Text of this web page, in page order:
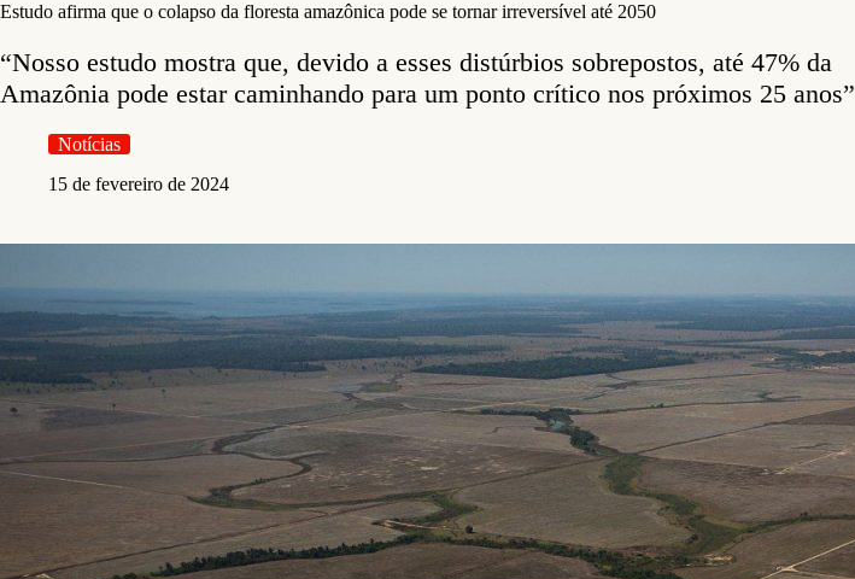
Estudo afirma que o colapso da floresta amazônica pode se tornar irreversível até 2050
“Nosso estudo mostra que, devido a esses distúrbios sobrepostos, até 47% da
Amazônia pode estar caminhando para um ponto crítico nos próximos 25 anos”
Notícias
15 de fevereiro de 2024